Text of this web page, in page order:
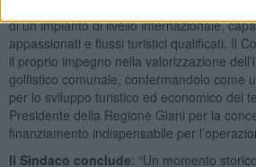
di un impianto di livello internazionale,
appassionati e flussi turistici qualificati. Il
il proprio impegno nella valorizzazione
golfistico comunale, confermandolo come
per lo sviluppo turistico ed economico del
Presidente della Regione Giani per la
finanziamento indispensabile per
Il Sindaco conclude: “Un momento